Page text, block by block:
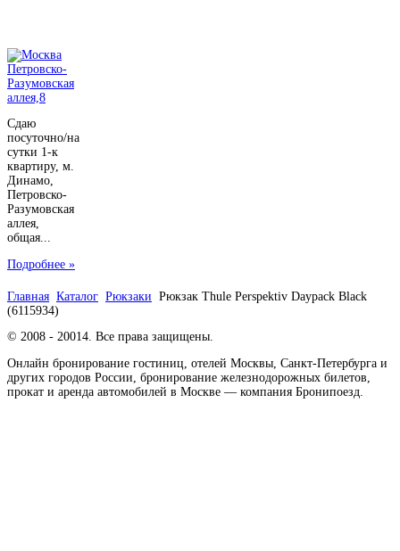
Сдаю
посуточно/на
сутки 1-к
квартиру, м.
Динамо,
Петровско-
Разумовская
аллея,
общая...
Подробнее »
Главная Каталог Рюкзаки Рюкзак Thule Perspektiv Daypack Black
(6115934)
© 2008 - 20014. Все права защищены.
Онлайн бронирование гостиниц, отелей Москвы, Санкт-Петербурга и
других городов России, бронирование железнодорожных билетов,
прокат и аренда автомобилей в Москве — компания Бронипоезд.